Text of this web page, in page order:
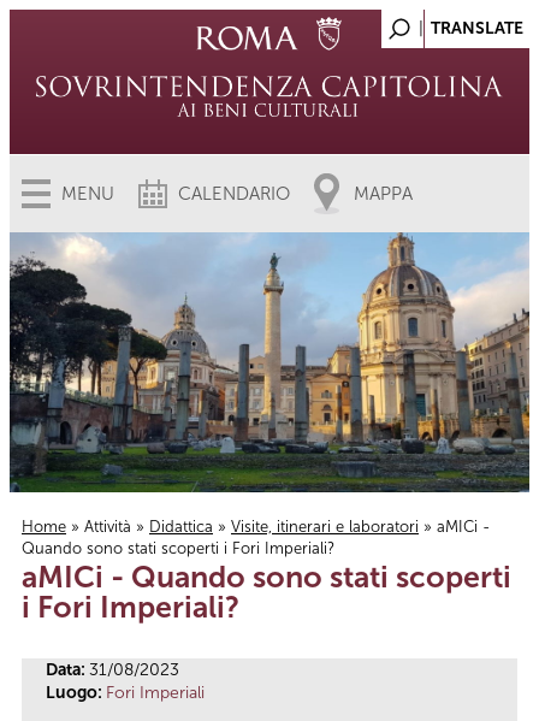
MENU CALENDARIO MAPPA
Tu sei qui
Home » Attività » Didattica » Visite, itinerari e laboratori » aMICi -
Quando sono stati scoperti i Fori Imperiali?
aMICi - Quando sono stati scoperti
i Fori Imperiali?
Data: 31/08/2023
Luogo: Fori Imperiali